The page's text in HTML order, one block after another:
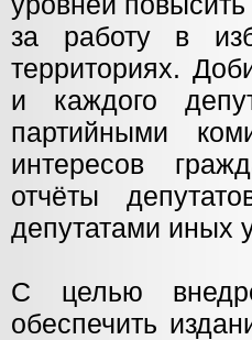
за работу в
территориях.
и каждого
партийными
интересов
отчёты
депутатами иных
С целью
обеспечить